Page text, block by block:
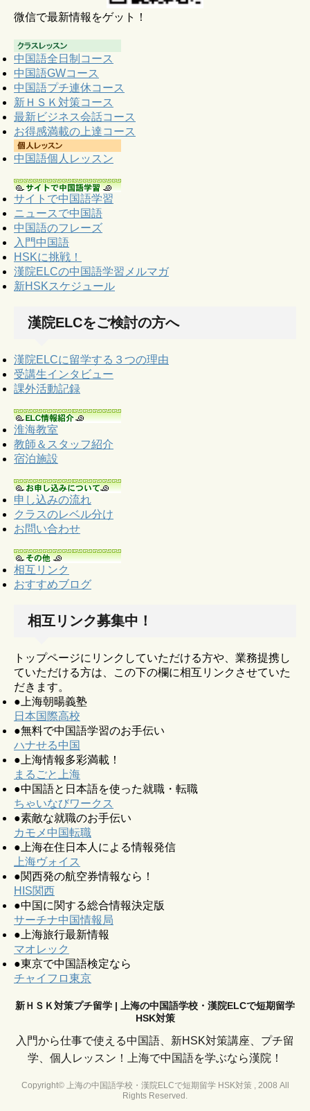
微信で最新情報をゲット！
中国語全日制コース
中国語GWコース
中国語プチ連休コース
新ＨＳＫ対策コース
最新ビジネス会話コース
お得感満載の上達コース
中国語個人レッスン
サイトで中国語学習
ニュースで中国語
中国語のフレーズ
入門中国語
HSKに挑戦！
漢院ELCの中国語学習メルマガ
新HSKスケジュール
漢院ELCをご検討の方へ
漢院ELCに留学する３つの理由
受講生インタビュー
課外活動記録
淮海教室
教師＆スタッフ紹介
宿泊施設
申し込みの流れ
クラスのレベル分け
お問い合わせ
相互リンク
おすすめブログ
相互リンク募集中！
トップページにリンクしていただける方や、業務提携し
ていただける方は、この下の欄に相互リンクさせていた
だきます。
●上海朝暘義塾
日本国際高校
●無料で中国語学習のお手伝い
ハナせる中国
●上海情報多彩満載！
まるごと上海
●中国語と日本語を使った就職・転職
ちゃいなびワークス
●素敵な就職のお手伝い
カモメ中国転職
●上海在住日本人による情報発信
上海ヴォイス
●関西発の航空券情報なら！
HIS関西
●中国に関する総合情報決定版
サーチナ中国情報局
●上海旅行最新情報
マオレック
●東京で中国語検定なら
チャイフロ東京
新ＨＳＫ対策プチ留学 | 上海の中国語学校・漢院ELCで短期留学
HSK対策
入門から仕事で使える中国語、新HSK対策講座、プチ留
学、個人レッスン！上海で中国語を学ぶなら漢院！
Copyright© 上海の中国語学校・漢院ELCで短期留学 HSK対策 , 2008 All
Rights Reserved.